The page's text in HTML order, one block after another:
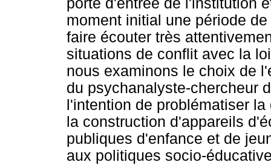
porte d'entrée de l'institution
moment initial une période
faire écouter très
situations de conflit avec la
nous examinons le choix de
du psychanalyste-chercheur
l'intention de problématiser
la construction d'appareils
publiques d'enfance et de
aux politiques socio-